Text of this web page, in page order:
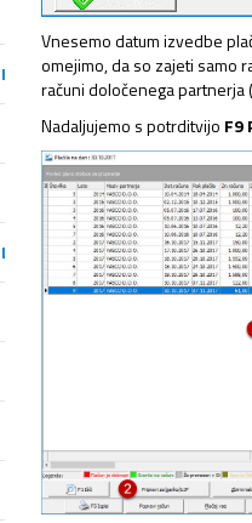
RAČUNOV
IZMENJAVA
Vnesemo datum izvedbe
omejimo, da so zajeti samo
računi določenega partnerja
Nadaljujemo s potrditvijo F9